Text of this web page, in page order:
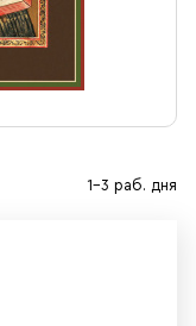
1-3 раб. дня